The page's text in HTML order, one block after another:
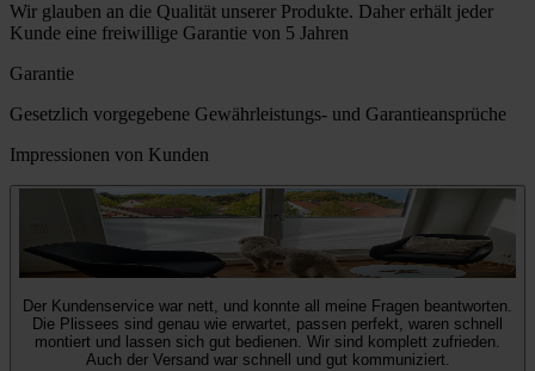
Wir glauben an die Qualität unserer Produkte. Daher erhält jeder
Kunde eine freiwillige Garantie von 5 Jahren
Garantie
Gesetzlich vorgegebene Gewährleistungs- und Garantieansprüche
Impressionen von Kunden
Der Kundenservice war nett, und konnte all meine Fragen beantworten.
Die Plissees sind genau wie erwartet, passen perfekt, waren schnell
montiert und lassen sich gut bedienen. Wir sind komplett zufrieden.
Auch der Versand war schnell und gut kommuniziert.